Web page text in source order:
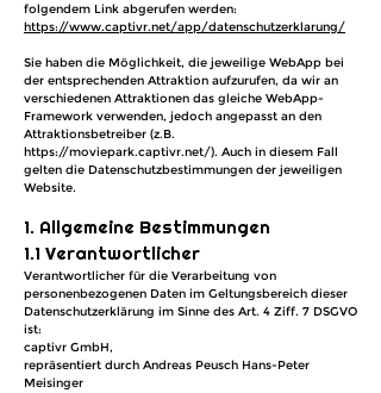
folgendem Link abgerufen werden:
https://www.captivr.net/app/datenschutzerklarung/
Sie haben die Möglichkeit, die jeweilige WebApp bei
der entsprechenden Attraktion aufzurufen, da wir an
verschiedenen Attraktionen das gleiche WebApp-
Framework verwenden, jedoch angepasst an den
Attraktionsbetreiber (z.B.
https://moviepark.captivr.net/). Auch in diesem Fall
gelten die Datenschutzbestimmungen der jeweiligen
Website.
1. Allgemeine Bestimmungen
1.1 Verantwortlicher
Verantwortlicher für die Verarbeitung von
personenbezogenen Daten im Geltungsbereich dieser
Datenschutzerklärung im Sinne des Art. 4 Ziff. 7 DSGVO
ist:
captivr GmbH,
repräsentiert durch Andreas Peusch Hans-Peter
Meisinger